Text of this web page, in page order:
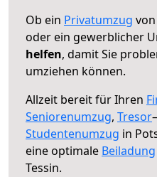
Ob ein Privatumzug
oder ein gewerblicher
helfen, damit Sie
umziehen können.
Allzeit bereit für Ihren
Seniorenumzug, Tresor
Studentenumzug in
eine optimale Beiladung
Tessin.